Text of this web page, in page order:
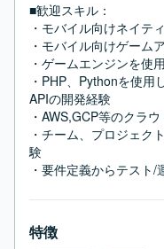
■歓迎スキル：
・モバイル向けネイテ
・モバイル向けゲーム
・ゲームエンジンを使
・PHP、Pythonを使
APIの開発経験
・AWS,GCP等のクラ
・チーム、プロジェク
験
・要件定義からテスト
特徴